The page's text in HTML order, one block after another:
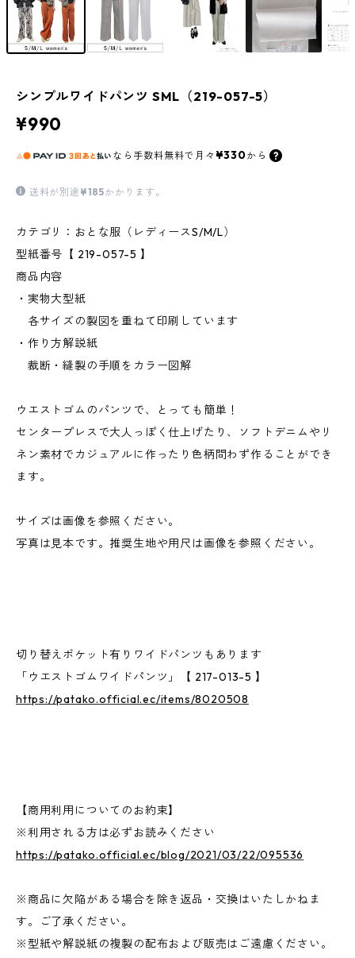
シンプルワイドパンツ SML（219-057-5）
¥990
なら 手数料無料で 月々 ¥330から
送料が別途 ¥185かかります。
カテゴリ：おとな服（レディースS/M/L）
型紙番号【 219-057-5 】
商品内容
・実物大型紙
各サイズの製図を重ねて印刷しています
・作り方解説紙
裁断・縫製の手順をカラー図解
ウエストゴムのパンツで、とっても簡単！
センタープレスで大人っぽく仕上げたり、ソフトデニムやリ
ネン素材でカジュアルに作ったり色柄問わず作ることができ
ます。
サイズは画像を参照ください。
写真は見本です。推奨生地や用尺は画像を参照ください。
切り替えポケット有りワイドパンツもあります
「ウエストゴムワイドパンツ」【 217-013-5 】
https://patako.official.ec/items/8020508
【商用利用についてのお約束】
※利用される方は必ずお読みください
https://patako.official.ec/blog/2021/03/22/095536
※商品に欠陥がある場合を除き返品・交換はいたしかねま
す。ご了承ください。
※型紙や解説紙の複製の配布および販売はご遠慮ください。